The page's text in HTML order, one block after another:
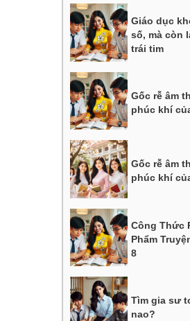
Giáo dục
số, mà còn
trái tim
Gốc rễ âm
phúc khí
Gốc rễ âm
phúc khí
Công Thức
Phẩm
8
Tìm gia sư
nao?